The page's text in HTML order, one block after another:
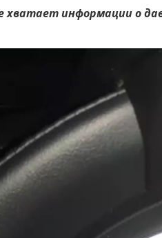
хватает информации о